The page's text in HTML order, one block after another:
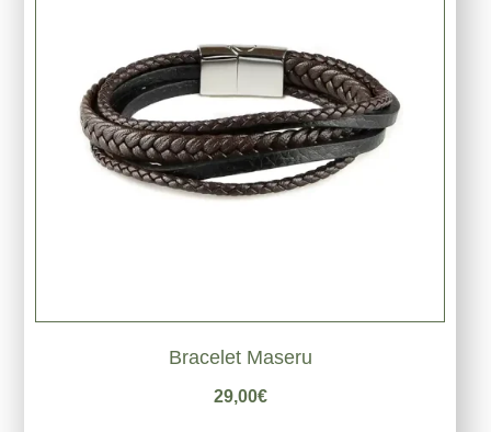
Bracelet Maseru
29,00€